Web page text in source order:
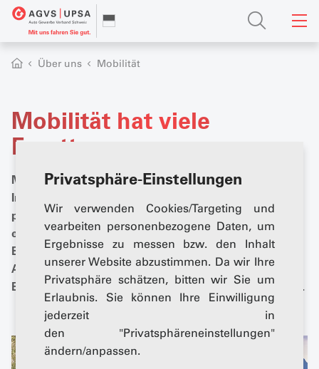
Privatsphäre-Einstellungen
Wir verwenden Cookies/Targeting und
vearbeiten personenbezogene Daten, um
Ergebnisse zu messen bzw. den Inhalt
unserer Website abzustimmen. Da wir Ihre
Privatsphäre schätzen, bitten wir Sie um
Erlaubnis. Sie können Ihre Einwilligung
jederzeit in
den "Privatsphäreneinstellungen"
ändern/anpassen.
Über uns Mobilität
Mobilität hat viele
Facetten
Mobilität ist viel mehr, als von A nach B zu kommen:
Individuelle Mobilität ist Freiheit auf Rädern, Emotion
pur und prägt unser Leben entscheidend mit. Hier
erfahren Sie mehr zur Geschichte des Autos, der
Bedeutung der Mobilität für unser Leben, zum
Autogewerbe – und warum das Auto und seine
Branche ganz entscheidende Wirtschaftsfaktoren sind.